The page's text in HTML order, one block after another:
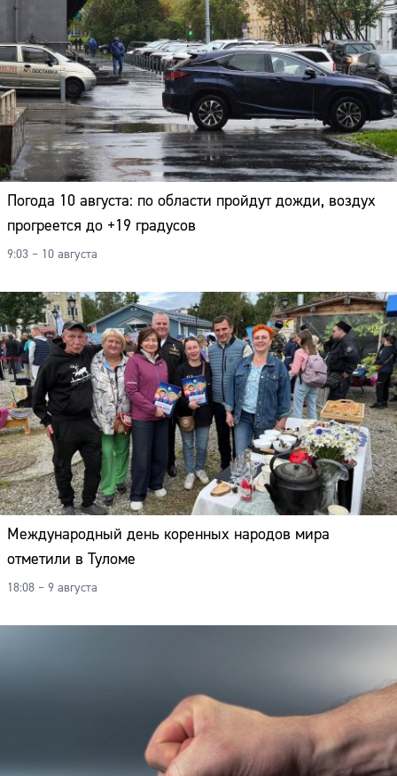
Погода 10 августа: по области пройдут дожди, воздух
прогреется до +19 градусов
9:03 – 10 августа
Международный день коренных народов мира
отметили в Туломе
18:08 – 9 августа